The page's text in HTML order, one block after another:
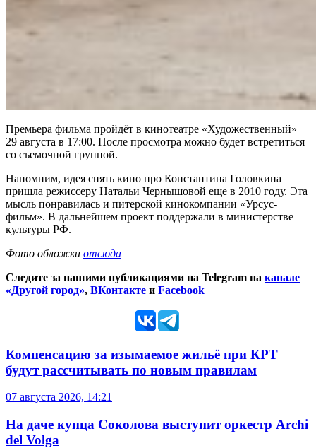
Премьера фильма пройдёт в кинотеатре «Художественный»
29 августа в 17:00. После просмотра можно будет встретиться
со съемочной группой.
Напомним, идея снять кино про Константина Головкина
пришла режиссеру Натальи Чернышовой еще в 2010 году. Эта
мысль понравилась и питерской кинокомпании «Урсус-
фильм». В дальнейшем проект поддержали в министерстве
культуры РФ.
Фото обложки отсюда
Следите за нашими публикациями на Telegram на канале
«Другой город», ВКонтакте и Facebook
Компенсацию за изымаемое жильё при КРТ
будут рассчитывать по новым правилам
07 августа 2026, 14:21
На даче купца Соколова выступит оркестр Archi
del Volga